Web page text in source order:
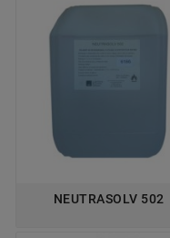
NEUTRASOLV 502